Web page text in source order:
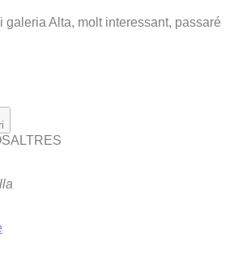
galeria Alta, molt interessant, passaré